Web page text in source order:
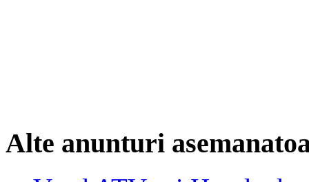
Alte anunturi